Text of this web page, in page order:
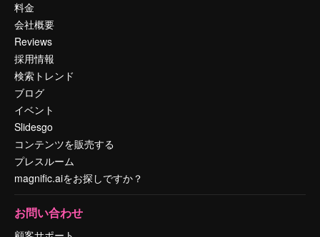
料金
会社概要
Reviews
採用情報
検索トレンド
ブログ
イベント
Slidesgo
コンテンツを販売する
プレスルーム
magnific.aiをお探しですか？
お問い合わせ